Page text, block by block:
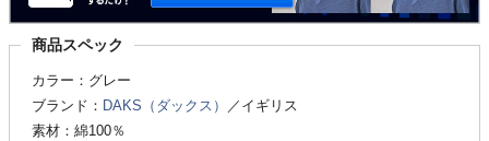
商品スペック
カラー：グレー
ブランド： DAKS（ダックス）
／イギリス
素材：綿100％